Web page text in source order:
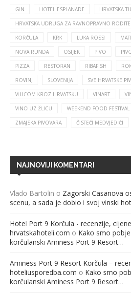
GIN HOTEL ESPLANADE HRVATSKA
HRVATSKA UDRUGA ZA RAVNOPRAVNO
KORČULA KRK LUKA ROSSI
NOVA RUNDA OSIJEK PIVO
PIZZA RESTORAN RIBAFISH
ROVINJ SLOVENIJA SVE HRVATSKE
VILICOM KROZ HRVATSKU VINART
VINO UZ ŽLICU WEEKEND FOOD FESTIVAL
ZMAJSKA PIVOVARA ČISTEĆI MEDVJEDIĆI
NAJNOVIJI KOMENTARI
Vlado Bartolin o Zagorski Casanova
scenu, a sada je dobio i svoj vinski
Hotel Port 9 Korčula - recenzije,
hrvatskahoteli.com o Kako smo
korčulanski Aminess Port 9 Resort…
Aminess Port 9 Resort Korčula –
hoteliusporedba.com o Kako smo
korčulanski Aminess Port 9 Resort…